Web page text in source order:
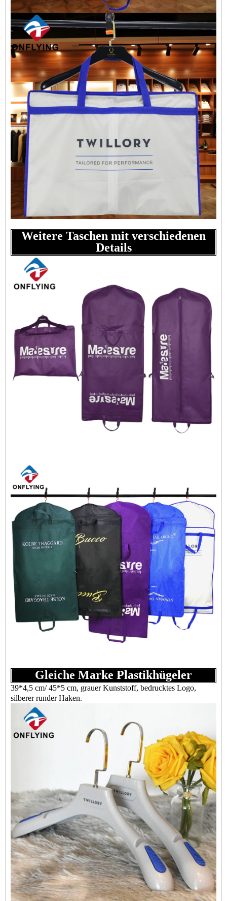
Weitere Taschen mit verschiedenen
Details
Gleiche Marke Plastikhügeler
39*4,5 cm/ 45*5 cm, grauer Kunststoff, bedrucktes Logo,
silberer runder Haken.